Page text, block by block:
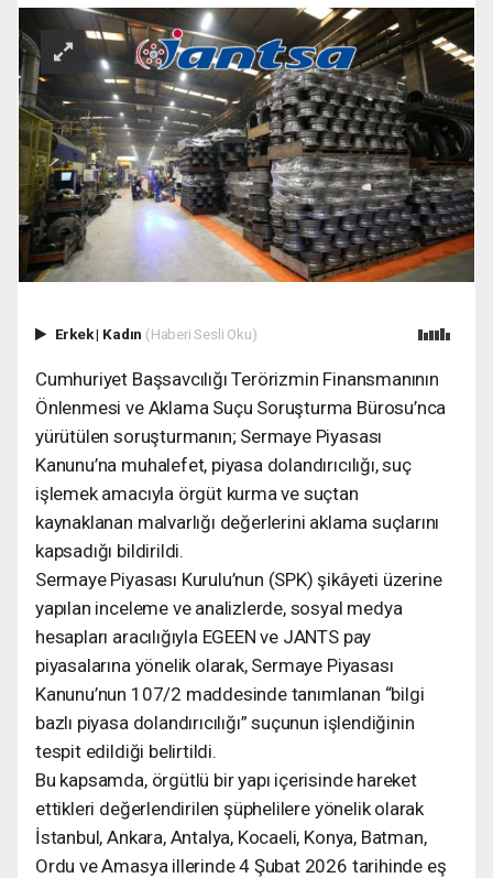
Erkek| Kadın (Haberi Sesli Oku)
Cumhuriyet Başsavcılığı Terörizmin Finansmanının
Önlenmesi ve Aklama Suçu Soruşturma Bürosu’nca
yürütülen soruşturmanın; Sermaye Piyasası
Kanunu’na muhalefet, piyasa dolandırıcılığı, suç
işlemek amacıyla örgüt kurma ve suçtan
kaynaklanan malvarlığı değerlerini aklama suçlarını
kapsadığı bildirildi.
Sermaye Piyasası Kurulu’nun (SPK) şikâyeti üzerine
yapılan inceleme ve analizlerde, sosyal medya
hesapları aracılığıyla EGEEN ve JANTS pay
piyasalarına yönelik olarak, Sermaye Piyasası
Kanunu’nun 107/2 maddesinde tanımlanan “bilgi
bazlı piyasa dolandırıcılığı” suçunun işlendiğinin
tespit edildiği belirtildi.
Bu kapsamda, örgütlü bir yapı içerisinde hareket
ettikleri değerlendirilen şüphelilere yönelik olarak
İstanbul, Ankara, Antalya, Kocaeli, Konya, Batman,
Ordu ve Amasya illerinde 4 Şubat 2026 tarihinde eş